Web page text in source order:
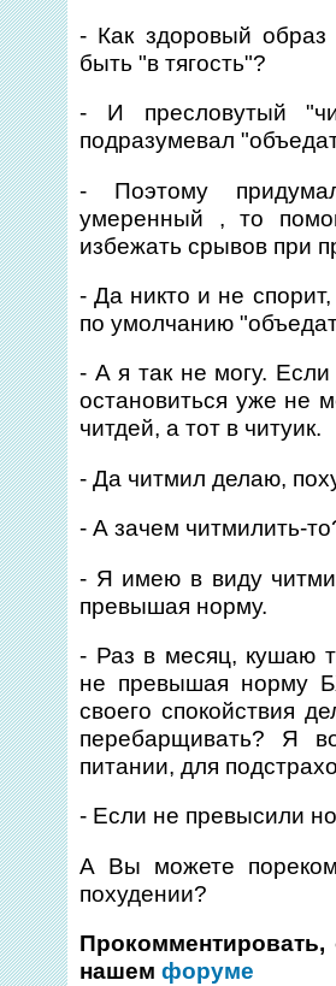
- Как здоровый
быть "в тягость"?
- И пресловутый
подразумевал
- Поэтому
умеренный , то
избежать срывов при
- Да никто и не
по умолчанию
- А я так не могу.
остановиться уже не
читдей, а тот в читуик.
- Да читмил делаю,
- А зачем читмилить-
- Я имею в виду
превышая норму.
- Раз в месяц, кушаю
не превышая норму
своего спокойствия
перебарщивать? Я
питании, для
- Если не превысили
А Вы можете
похудении?
нашем форуме